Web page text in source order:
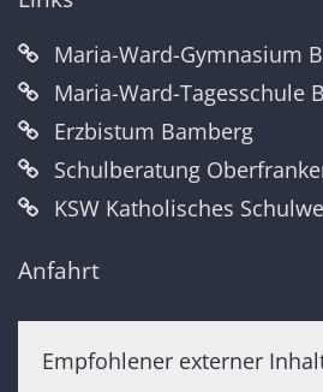
Maria-Ward-Gymnasium
Maria-Ward-Tagesschule
Erzbistum Bamberg
Schulberatung
KSW Katholisches
Anfahrt
Empfohlener externer